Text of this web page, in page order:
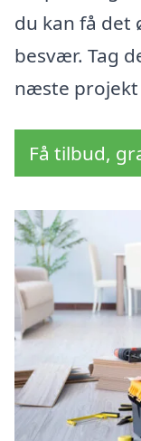
du kan få det
besvær. Tag
næste projekt
Få tilbud,